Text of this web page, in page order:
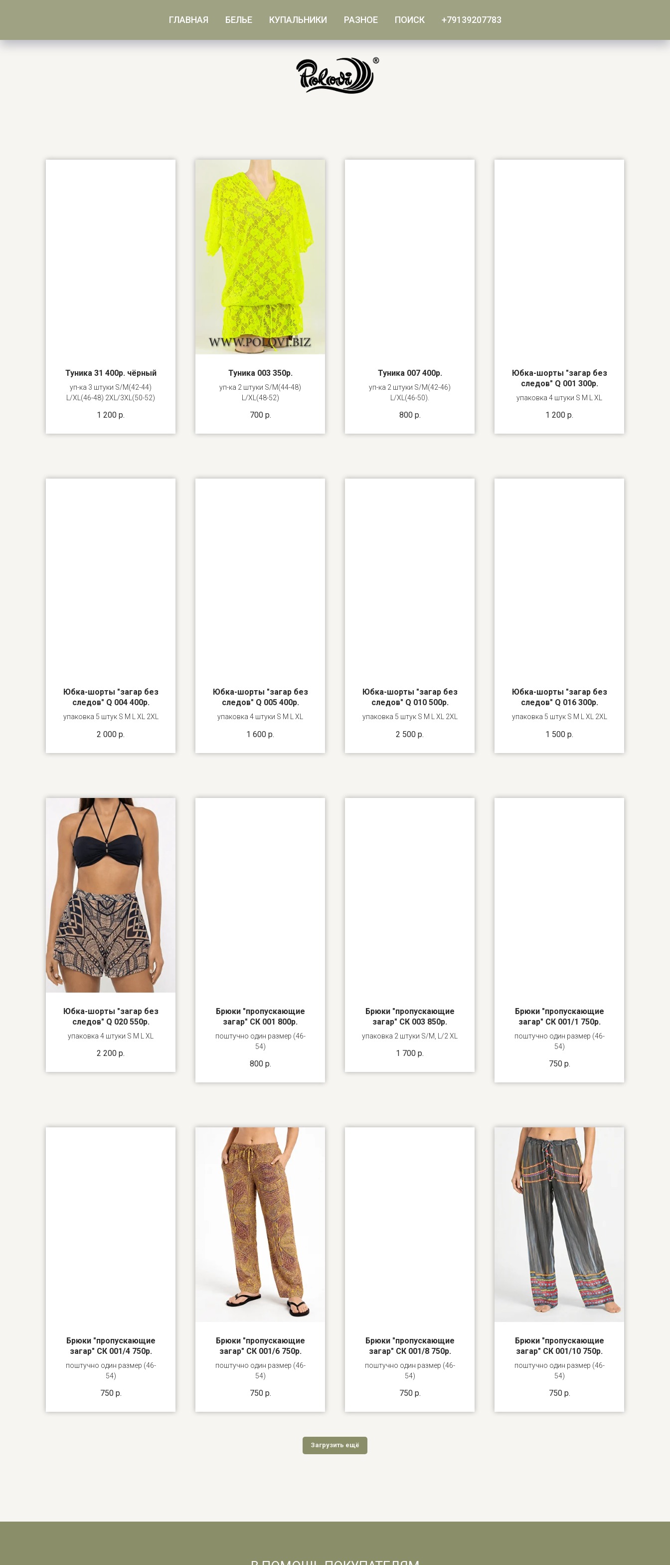
ГЛАВНАЯ БЕЛЬЕ КУПАЛЬНИКИ РАЗНОЕ ПОИСК +79139207783
Туника 31 400р. чёрный
уп-ка 3 штуки S/M(42-44)
L/XL(46-48) 2XL/3XL(50-52)
1 200 р.
Туника 003 350р.
уп-ка 2 штуки S/M(44-48)
L/XL(48-52)
700 р.
Туника 007 400р.
уп-ка 2 штуки S/M(42-46)
L/XL(46-50).
800 р.
Юбка-шорты "загар без
следов" Q 001 300р.
упаковка 4 штуки S M L XL
1 200 р.
Юбка-шорты "загар без
следов" Q 004 400р.
упаковка 5 штук S M L XL 2XL
2 000 р.
Юбка-шорты "загар без
следов" Q 005 400р.
упаковка 4 штуки S M L XL
1 600 р.
Юбка-шорты "загар без
следов" Q 010 500р.
упаковка 5 штук S M L XL 2XL
2 500 р.
Юбка-шорты "загар без
следов" Q 016 300р.
упаковка 5 штук S M L XL 2XL
1 500 р.
Юбка-шорты "загар без
следов" Q 020 550р.
упаковка 4 штуки S M L XL
2 200 р.
Брюки "пропускающие
загар" СК 001 800р.
поштучно один размер (46-
54)
800 р.
Брюки "пропускающие
загар" СК 003 850р.
упаковка 2 штуки S/M, L/2 XL
1 700 р.
Брюки "пропускающие
загар" СК 001/1 750р.
поштучно один размер (46-
54)
750 р.
Брюки "пропускающие
загар" СК 001/4 750р.
поштучно один размер (46-
54)
750 р.
Брюки "пропускающие
загар" СК 001/6 750р.
поштучно один размер (46-
54)
750 р.
Брюки "пропускающие
загар" СК 001/8 750р.
поштучно один размер (46-
54)
750 р.
Брюки "пропускающие
загар" СК 001/10 750р.
поштучно один размер (46-
54)
750 р.
Загрузить ещё